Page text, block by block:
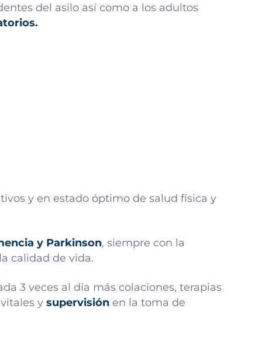
del asilo así como a los adultos
y en estado óptimo de salud física y
y Parkinson, siempre con la
calidad de vida.
3 veces al día más colaciones, terapias
y supervisión en la toma de